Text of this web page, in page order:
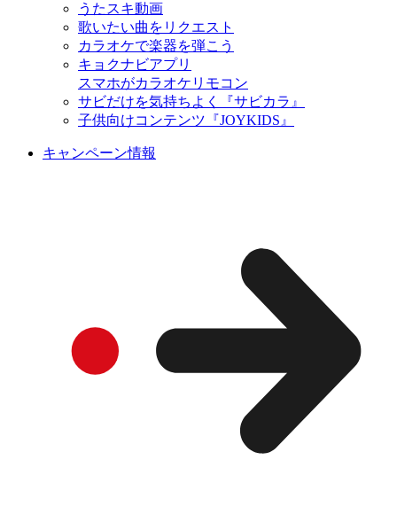
うたスキ動画
歌いたい曲をリクエスト
カラオケで楽器を弾こう
キョクナビアプリ
スマホがカラオケリモコン
サビだけを気持ちよく『サビカラ』
子供向けコンテンツ『JOYKIDS』
キャンペーン情報